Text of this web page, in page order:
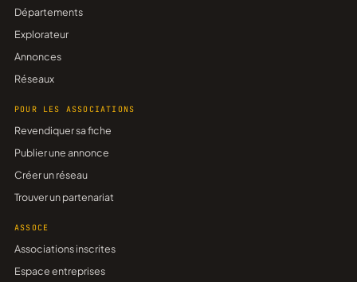
Départements
Explorateur
Annonces
Réseaux
POUR LES ASSOCIATIONS
Revendiquer sa fiche
Publier une annonce
Créer un réseau
Trouver un partenariat
ASSOCE
Associations inscrites
Espace entreprises